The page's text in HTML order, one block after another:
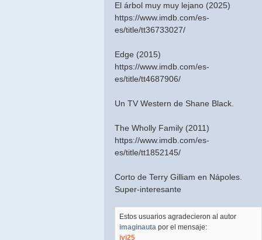
El árbol muy muy lejano (2025)
https://www.imdb.com/es-
es/title/tt36733027/
Edge (2015)
https://www.imdb.com/es-
es/title/tt4687906/
Un TV Western de Shane Black.
The Wholly Family (2011)
https://www.imdb.com/es-
es/title/tt1852145/
Corto de Terry Gilliam en Nápoles.
Super-interesante
Estos usuarios agradecieron al autor
imaginauta por el mensaje:
ivi25